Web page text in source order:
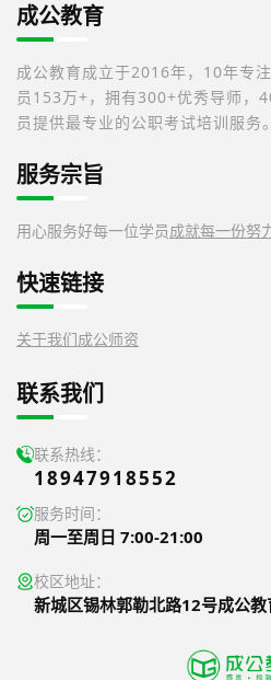
成公教育
成公教育成立于2016年，10年专
员153万+，拥有300+优秀导师，
员提供最专业的公职考试培训服务。
服务宗旨
用心服务好每一位学员成就每一份努
快速链接
关于我们成公师资
联系我们
联系热线：
18947918552
服务时间：
周一至周日 7:00-21:00
校区地址：
新城区锡林郭勒北路12号成公教